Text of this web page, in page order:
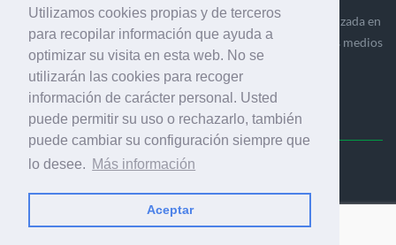
Utilizamos cookies propias y de terceros
para recopilar información que ayuda a
optimizar su visita en esta web. No se
utilizarán las cookies para recoger
información de carácter personal. Usted
puede permitir su uso o rechazarlo, también
puede cambiar su configuración siempre que
lo desee. Más información
Aceptar
Ediciones Industria Gráfica es una empresa editora especializada en
el mercado de la comunicación gráfica que engloba diversos medios
profesionales especializados en el mercado gráfico, la
comunicación visual y el envasado.
Ediciones Industria Gráfica, S.C.P.
Calle Fluvià 257, bajos, 08020 Barcelona (España)